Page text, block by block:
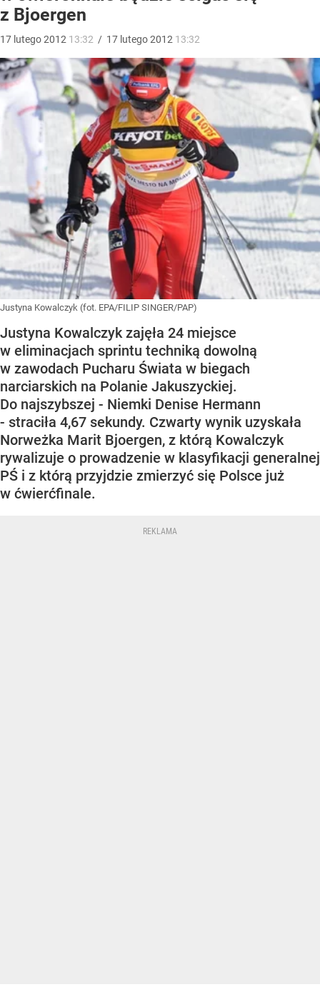
z Bjoergen
17 lutego2012 13:32 / 17 lutego2012 13:32
Justyna Kowalczyk (fot. EPA/FILIP SINGER/PAP)
Justyna Kowalczyk zajęła 24 miejsce
w eliminacjach sprintu techniką dowolną
w zawodach Pucharu Świata w biegach
narciarskich na Polanie Jakuszyckiej.
Do najszybszej - Niemki Denise Hermann
- straciła 4,67 sekundy. Czwarty wynik uzyskała
Norweżka Marit Bjoergen, z którą Kowalczyk
rywalizuje o prowadzenie w klasyfikacji generalnej
PŚ i z którą przyjdzie zmierzyć się Polsce już
w ćwierćfinale.